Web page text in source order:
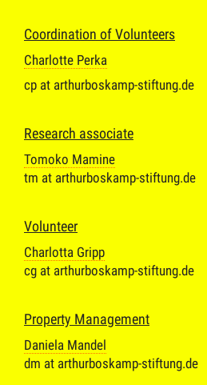
Coordination of Volunteers
Charlotte Perka
cp at arthurboskamp-stiftung.de
Research associate
Tomoko Mamine
tm at arthurboskamp-stiftung.de
Volunteer
Charlotta Gripp
cg at arthurboskamp-stiftung.de
Property Management
Daniela Mandel
dm at arthurboskamp-stiftung.de